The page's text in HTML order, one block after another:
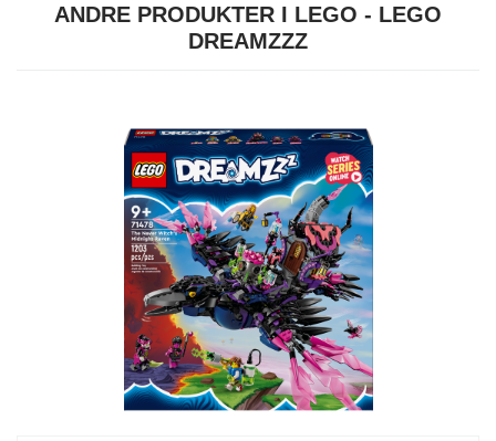
ANDRE PRODUKTER I LEGO - LEGO
DREAMZZZ